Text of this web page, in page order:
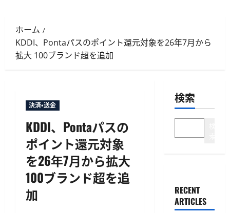
ホーム
KDDI、Pontaパスのポイント還元対象を26年7月から
拡大 100ブランド超を追加
決済・送金
KDDI、Pontaパスの
ポイント還元対象
を26年7月から拡大
100ブランド超を追
加
検索
RECENT
ARTICLES